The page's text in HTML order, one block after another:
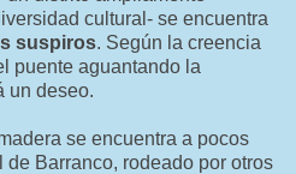
cultural- se encuentra
suspiros. Según la creencia
puente aguantando la
un deseo.
se encuentra a pocos
Barranco, rodeado por otros